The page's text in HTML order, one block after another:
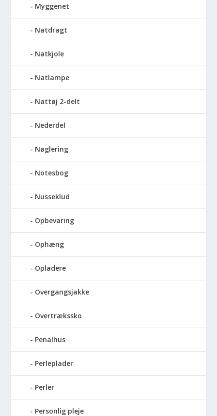
Myggenet
Natdragt
Natkjole
Natlampe
Nattøj 2-delt
Nederdel
Nøglering
Notesbog
Nusseklud
Opbevaring
Ophæng
Opladere
Overgangsjakke
Overtrækssko
Penalhus
Perleplader
Perler
Personlig pleje